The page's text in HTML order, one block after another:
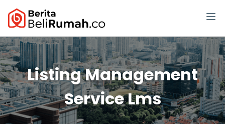
Listing Management
Service Lms